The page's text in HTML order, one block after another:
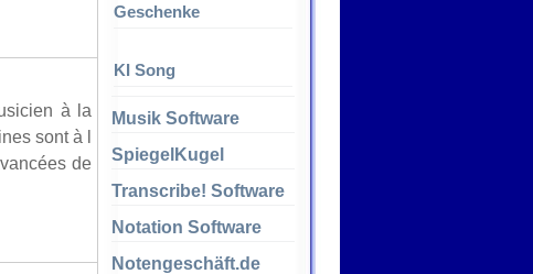
Geschenke
KI Song
Musik Software
SpiegelKugel
Transcribe! Software
Notation Software
Notengeschäft.de
à la
sont à l
de